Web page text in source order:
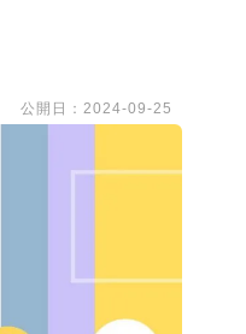
公開日：2024-09-25